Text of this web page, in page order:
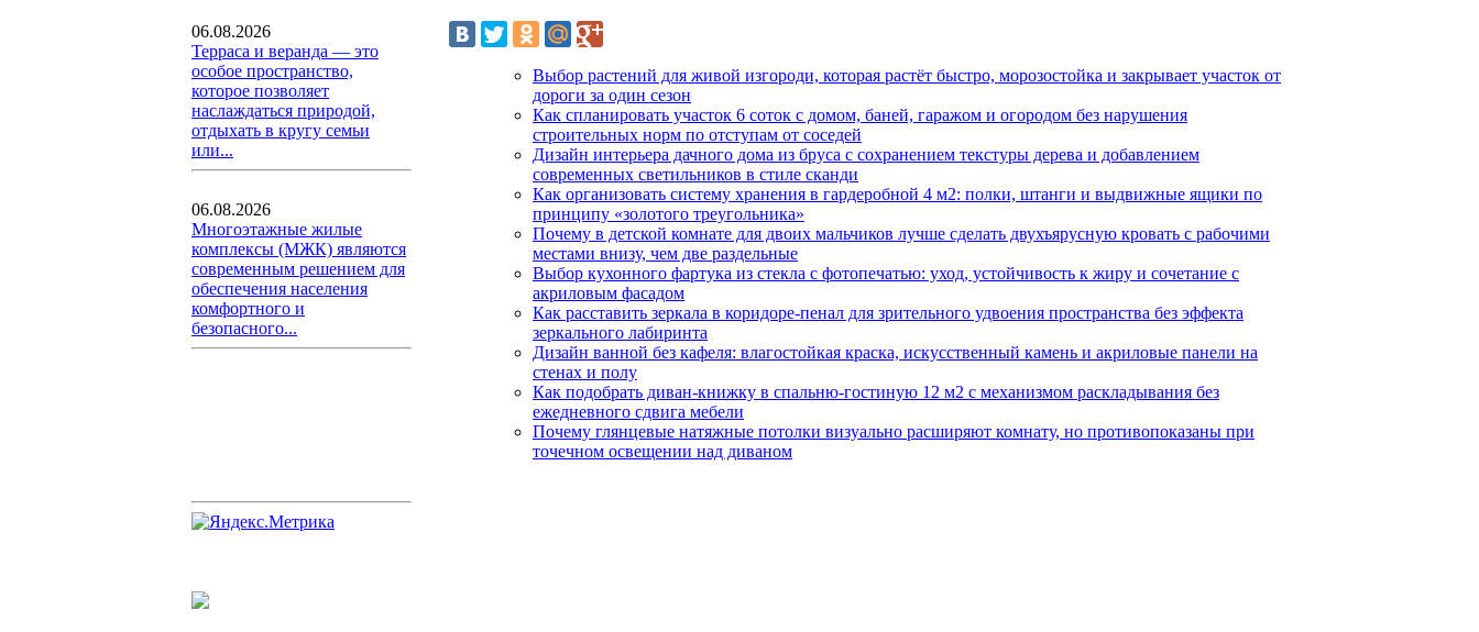
06.08.2026
Терраса и веранда — это
особое пространство,
которое позволяет
наслаждаться природой,
отдыхать в кругу семьи
или...
06.08.2026
Многоэтажные жилые
комплексы (МЖК) являются
современным решением для
обеспечения населения
комфортного и
безопасного...
Выбор растений для живой изгороди, которая растёт быстро, морозостойка и закрывает участок от
дороги за один сезон
Как спланировать участок 6 соток с домом, баней, гаражом и огородом без нарушения
строительных норм по отступам от соседей
Дизайн интерьера дачного дома из бруса с сохранением текстуры дерева и добавлением
современных светильников в стиле сканди
Как организовать систему хранения в гардеробной 4 м2: полки, штанги и выдвижные ящики по
принципу «золотого треугольника»
Почему в детской комнате для двоих мальчиков лучше сделать двухъярусную кровать с рабочими
местами внизу, чем две раздельные
Выбор кухонного фартука из стекла с фотопечатью: уход, устойчивость к жиру и сочетание с
акриловым фасадом
Как расставить зеркала в коридоре-пенал для зрительного удвоения пространства без эффекта
зеркального лабиринта
Дизайн ванной без кафеля: влагостойкая краска, искусственный камень и акриловые панели на
стенах и полу
Как подобрать диван-книжку в спальню-гостиную 12 м2 с механизмом раскладывания без
ежедневного сдвига мебели
Почему глянцевые натяжные потолки визуально расширяют комнату, но противопоказаны при
точечном освещении над диваном